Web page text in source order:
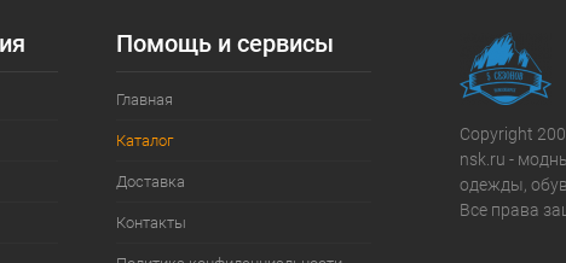
Помощь и сервисы
Главная
Каталог
Доставка
Контакты
Copyright
nsk.ru -
одежды,
Все права